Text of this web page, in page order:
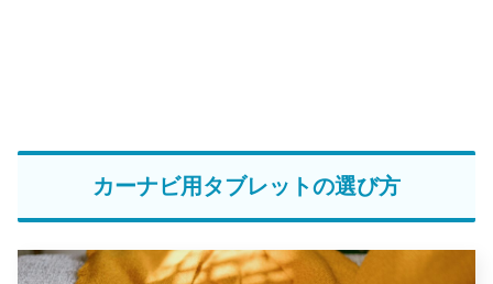
カーナビ用タブレットの選び方